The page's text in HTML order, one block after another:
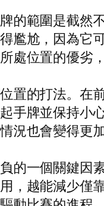
的範圍是截
尷尬，因為
位置的優劣
置的打法。在
手牌並保持
況也會變得更加
的一個關鍵
，越能減少